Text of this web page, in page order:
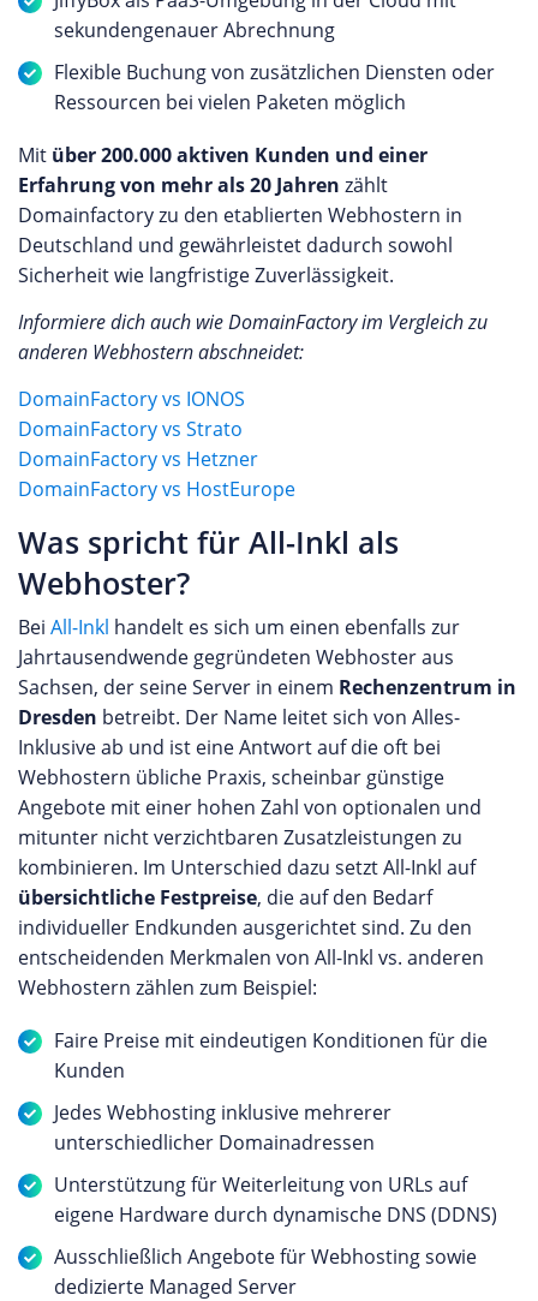
sekundengenauer Abrechnung
Flexible Buchung von zusätzlichen Diensten oder
Ressourcen bei vielen Paketen möglich
Mit über 200.000 aktiven Kunden und einer
Erfahrung von mehr als 20 Jahren zählt
Domainfactory zu den etablierten Webhostern in
Deutschland und gewährleistet dadurch sowohl
Sicherheit wie langfristige Zuverlässigkeit.
Informiere dich auch wie DomainFactory im Vergleich zu
anderen Webhostern abschneidet:
DomainFactory vs IONOS
DomainFactory vs Strato
DomainFactory vs Hetzner
DomainFactory vs HostEurope
Was spricht für All-Inkl als
Webhoster?
Bei All-Inkl handelt es sich um einen ebenfalls zur
Jahrtausendwende gegründeten Webhoster aus
Sachsen, der seine Server in einem Rechenzentrum in
Dresden betreibt. Der Name leitet sich von Alles-
Inklusive ab und ist eine Antwort auf die oft bei
Webhostern übliche Praxis, scheinbar günstige
Angebote mit einer hohen Zahl von optionalen und
mitunter nicht verzichtbaren Zusatzleistungen zu
kombinieren. Im Unterschied dazu setzt All-Inkl auf
übersichtliche Festpreise, die auf den Bedarf
individueller Endkunden ausgerichtet sind. Zu den
entscheidenden Merkmalen von All-Inkl vs. anderen
Webhostern zählen zum Beispiel:
Faire Preise mit eindeutigen Konditionen für die
Kunden
Jedes Webhosting inklusive mehrerer
unterschiedlicher Domainadressen
Unterstützung für Weiterleitung von URLs auf
eigene Hardware durch dynamische DNS (DDNS)
Ausschließlich Angebote für Webhosting sowie
dedizierte Managed Server